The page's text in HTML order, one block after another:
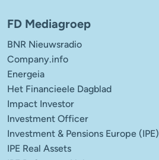
FD Mediagroep
BNR Nieuwsradio
Company.info
Energeia
Het Financieele Dagblad
Impact Investor
Investment Officer
Investment & Pensions Europe (IPE)
IPE Real Assets